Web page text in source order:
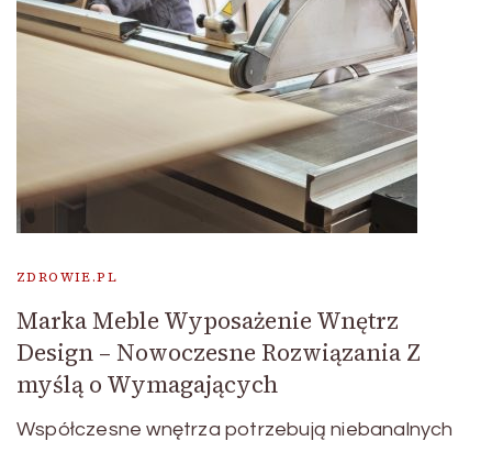
ZDROWIE.PL
Marka Meble Wyposażenie Wnętrz
Design – Nowoczesne Rozwiązania Z
myślą o Wymagających
Współczesne wnętrza potrzebują niebanalnych